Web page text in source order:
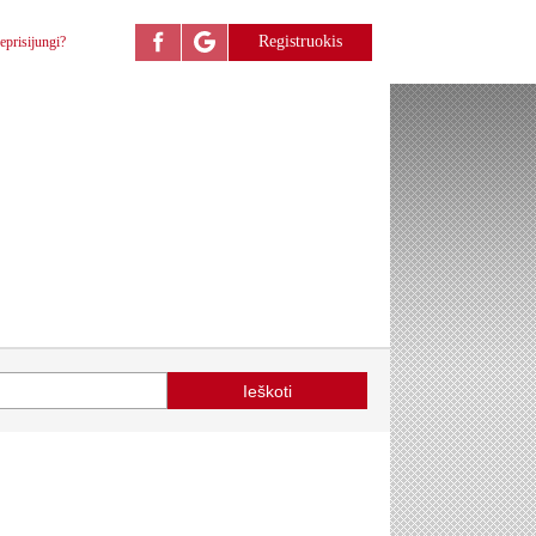
Registruokis